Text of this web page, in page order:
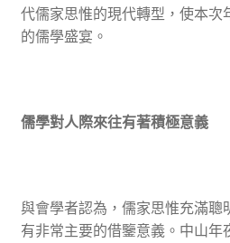
代儒家思惟的現代轉型，使本次
的儒學盛宴。
儒學對人際來往有著積極意義
與會學者認為，儒家思惟充滿聰
有非常主要的借鑒意義。中山年